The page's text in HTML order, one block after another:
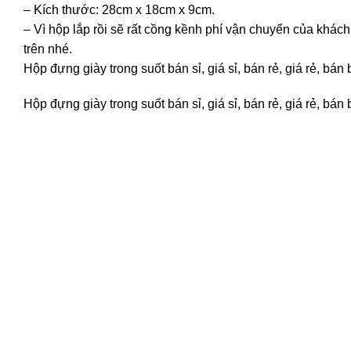
– Kích thước: 28cm x 18cm x 9cm.
– Vì hộp lắp rồi sẽ rất cồng kềnh phí vận chuyển của
trên nhé.
Hộp đựng giày trong suốt bán sỉ, giá sỉ, bán rẻ, giá rẻ,
Hộp đựng giày trong suốt bán sỉ, giá sỉ, bán rẻ, giá rẻ,